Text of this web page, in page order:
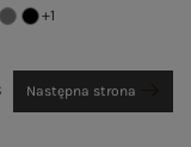
+1
Następna strona